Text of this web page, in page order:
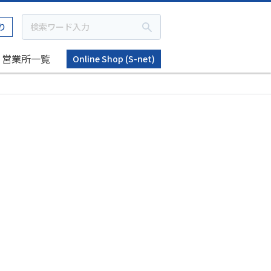
営業所一覧
Online Shop (S-net)